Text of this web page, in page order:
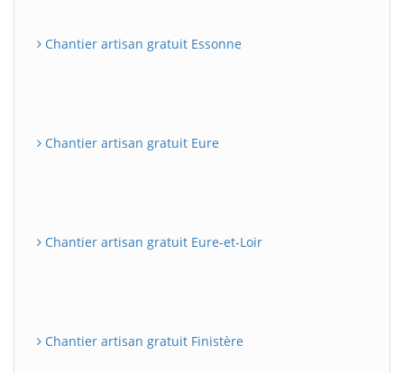
Chantier artisan gratuit Essonne
Chantier artisan gratuit Eure
Chantier artisan gratuit Eure-et-Loir
Chantier artisan gratuit Finistère